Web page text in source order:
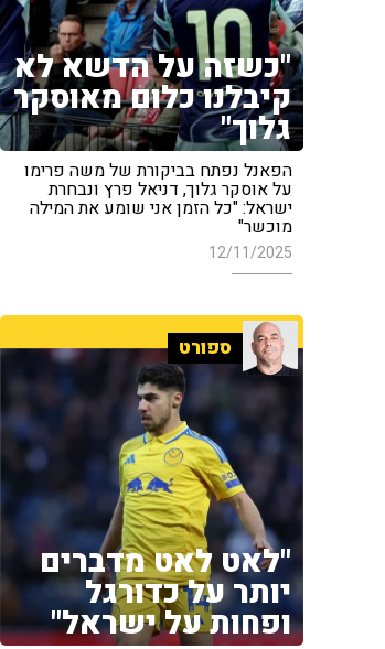
"כשזה על הדשא לא
קיבלנו כלום מאוסקר
גלוך"
הפאנל נפתח בביקורת של משה פרימו
על אוסקר גלוך, דניאל פרץ ונבחרת
ישראל: "כל הזמן אני שומע את המילה
מוכשר"
12/11/2025
ספורט
"לאט לאט מדברים
יותר על כדורגל
ופחות על ישראל"